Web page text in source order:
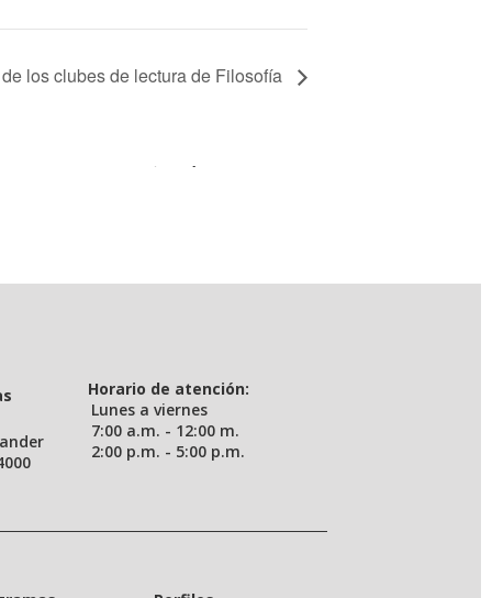
los clubes de lectura de Filosofía
(eventos.uis.edu.co)